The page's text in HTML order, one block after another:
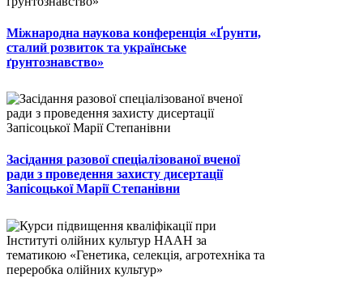
Міжнародна наукова конференція «Ґрунти,
сталий розвиток та українське
ґрунтознавство»
Засідання разової спеціалізованої вченої
ради з проведення захисту дисертації
Запісоцької Марії Степанівни